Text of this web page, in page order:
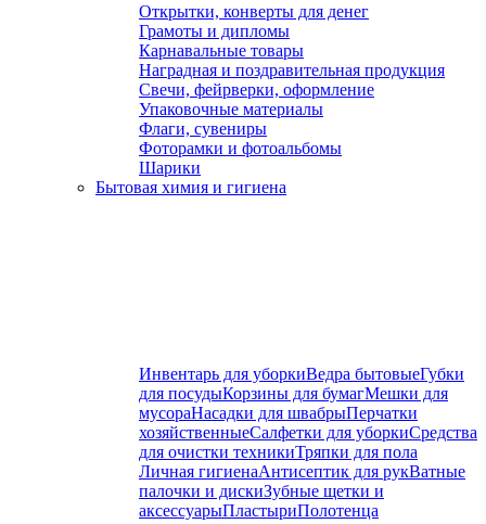
Открытки, конверты для денег
Грамоты и дипломы
Карнавальные товары
Наградная и поздравительная продукция
Свечи, фейрверки, оформление
Упаковочные материалы
Флаги, сувениры
Фоторамки и фотоальбомы
Шарики
Бытовая химия и гигиена
Инвентарь для уборкиВедра бытовыеГубки
для посудыКорзины для бумагМешки для
мусораНасадки для швабрыПерчатки
хозяйственныеСалфетки для уборкиСредства
для очистки техникиТряпки для пола
Личная гигиенаАнтисептик для рукВатные
палочки и дискиЗубные щетки и
аксессуарыПластыриПолотенца